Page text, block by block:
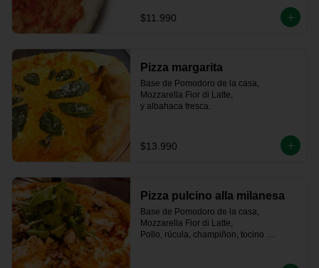
$11.990
Pizza margarita
Base de Pomodoro de la casa,
Mozzarella Fior di Latte,
y albahaca fresca.
$13.990
Pizza pulcino alla milanesa
Base de Pomodoro de la casa,
Mozzarella Fior di Latte,
Pollo, rúcula, champiñon, tocino